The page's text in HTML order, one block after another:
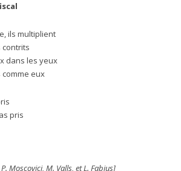
ils multiplient
contrits
dans les yeux
comme eux
pris
Moscovici, M. Valls, et L. Fabius]